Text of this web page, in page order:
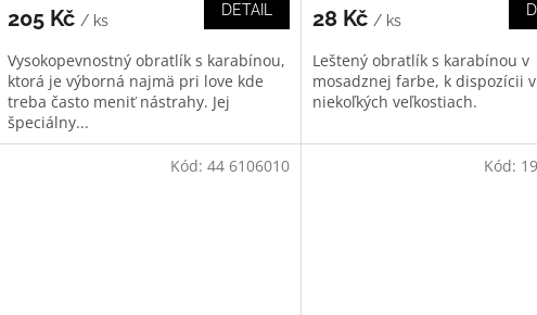
205 Kč / ks
DETAIL
Vysokopevnostný obratlík s karabínou,
ktorá je výborná najmä pri love kde
treba často meniť nástrahy. Jej
špeciálny...
28 Kč / ks
Leštený obratlík s karabínou v
mosadznej farbe, k dispozícii v
niekoľkých veľkostiach.
Kód: 44 6106010 Kód: